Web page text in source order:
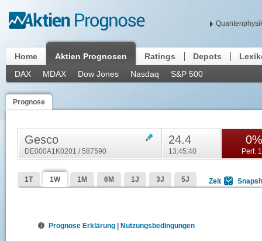
Home
Aktien Prognosen
DAX
MDAX Dow Jones Nasdaq S&P 500
Ratings Depots
Prognose
Gesco
DE000A1K0201 / 587590
24.4
13:45:40
0%
Perf.
1T 1W 1M 6M 1J 3J 5J Zeit
Prognose Erklärung Nutzungsbedingungen